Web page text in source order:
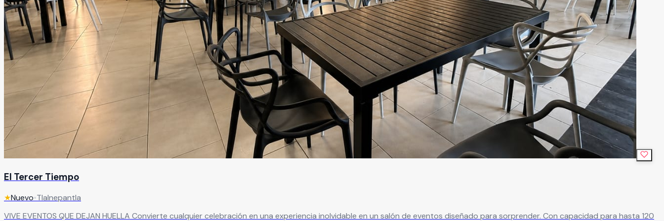
El Tercer Tiempo
★Nuevo•Tlalnepantla
VIVE EVENTOS QUE DEJAN HUELLA Convierte cualquier celebración en una experiencia inolvidable en un salón de eventos diseñado para sorprender. Con capacidad para hasta 120